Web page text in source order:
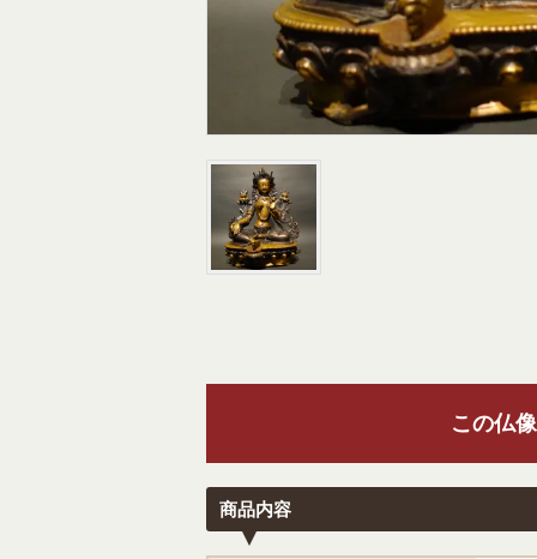
この仏
商品内容